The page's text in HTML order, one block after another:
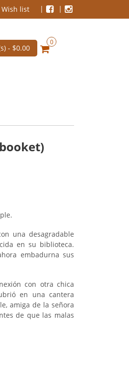
Wish list
- $0.00
0
una desagradable
en su biblioteca.
embadurna sus
con otra chica
en una cantera
amiga de la señora
de que las malas